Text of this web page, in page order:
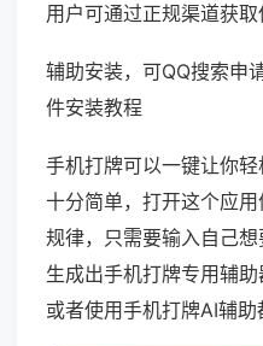
用户可通过正规渠道获取
辅助安装，可QQ搜索
件安装教程
手机打牌可以一键让你
十分简单，打开这个应
规律，只需要输入自己
生成出手机打牌专用辅
或者使用手机打牌AI辅助